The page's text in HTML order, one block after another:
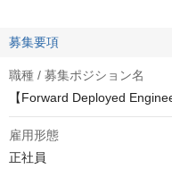
募集要項
職種 / 募集ポジション名
【Forward Deployed
雇用形態
正社員